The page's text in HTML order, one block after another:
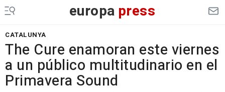
europa press
CATALUNYA
The Cure enamoran este viernes
a un público multitudinario en el
Primavera Sound